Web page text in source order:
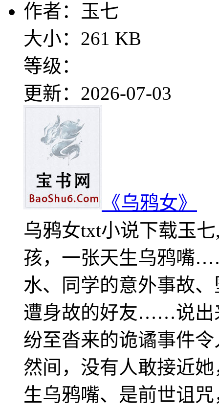
作者：玉七
大小：261 KB
等级：
更新：2026-07-03
《乌鸦女》
乌鸦女txt小说下载玉
孩，一张天生乌鸦
水、同学的意外事故
遭身故的好友……说出
纷至沓来的诡谲事
然间，没有人敢接
生乌鸦嘴、是前世诅